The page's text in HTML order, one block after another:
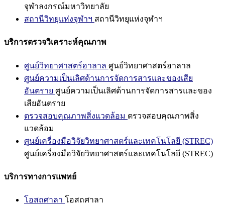
จุฬาลงกรณ์มหาวิทยาลัย
สถานีวิทยุแห่งจุฬาฯ สถานีวิทยุแห่งจุฬาฯ
บริการตรวจวิเคราะห์คุณภาพ
ศูนย์วิทยาศาสตร์ฮาลาล ศูนย์วิทยาศาสตร์ฮาลาล
ศูนย์ความเป็นเลิศด้านการจัดการสารและของเสีย
อันตราย ศูนย์ความเป็นเลิศด้านการจัดการสารและของ
เสียอันตราย
ตรวจสอบคุณภาพสิ่งแวดล้อม ตรวจสอบคุณภาพสิ่ง
แวดล้อม
ศูนย์เครื่องมือวิจัยวิทยาศาสตร์และเทคโนโลยี (STREC)
ศูนย์เครื่องมือวิจัยวิทยาศาสตร์และเทคโนโลยี (STREC)
บริการทางการแพทย์
โอสถศาลา โอสถศาลา